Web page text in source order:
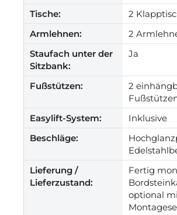
Tische:
2
Armlehnen:
2
Staufach unter der
Sitzbank:
Ja
Fußstützen:
2
Easylift-System:
Inklusive
Beschläge:
Lieferung /
Lieferzustand:
Fertig
optional